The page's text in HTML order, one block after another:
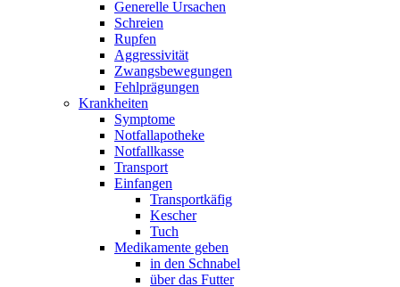
Generelle Ursachen
Schreien
Rupfen
Aggressivität
Zwangsbewegungen
Fehlprägungen
Krankheiten
Symptome
Notfallapotheke
Notfallkasse
Transport
Einfangen
Transportkäfig
Kescher
Tuch
Medikamente geben
in den Schnabel
über das Futter